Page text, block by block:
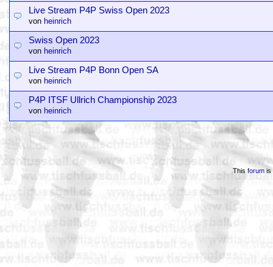
Live Stream P4P Swiss Open 2023
von heinrich
Swiss Open 2023
von heinrich
Live Stream P4P Bonn Open SA
von heinrich
P4P ITSF Ullrich Championship 2023
von heinrich
This forumis